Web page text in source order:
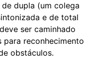
dupla (um colega
e de total
ser caminhado
para reconhecimento
obstáculos.